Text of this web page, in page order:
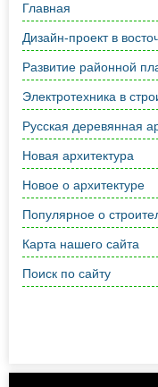
Главная
Дизайн-проект в
Развитие районной
Электротехника в
Русская деревянная
Новая архитектура
Новое о архитектуре
Популярное о
Карта нашего сайта
Поиск по сайту